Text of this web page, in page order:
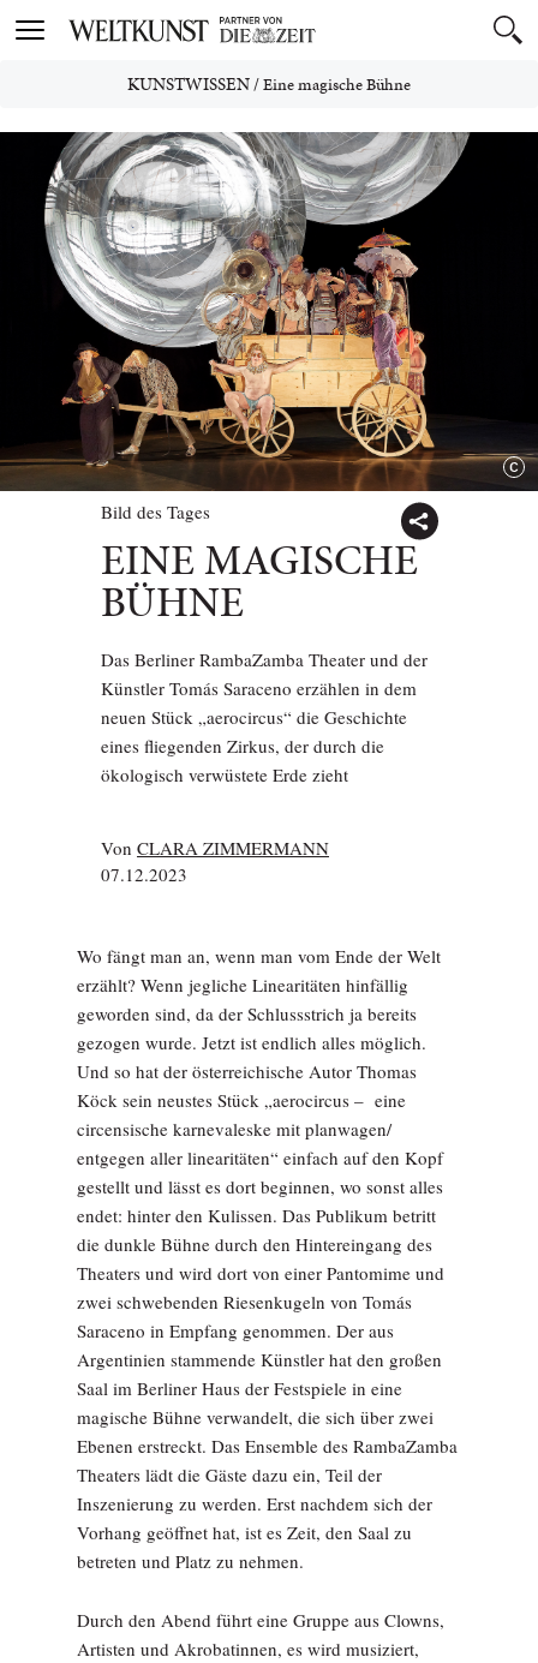
Toggle
KUNSTWISSEN/Eine magische Bühne
Bild des Tages
EINE MAGISCHE
BÜHNE
Das Berliner RambaZamba Theater und der
Künstler Tomás Saraceno erzählen in dem
neuen Stück „aerocircus“ die Geschichte
eines fliegenden Zirkus, der durch die
ökologisch verwüstete Erde zieht
Von CLARA ZIMMERMANN
07.12.2023
Wo fängt man an, wenn man vom Ende der Welt
erzählt? Wenn jegliche Linearitäten hinfällig
geworden sind, da der Schlussstrich ja bereits
gezogen wurde. Jetzt ist endlich alles möglich.
Und so hat der österreichische Autor Thomas
Köck sein neustes Stück „aerocircus – eine
circensische karnevaleske mit planwagen/
entgegen aller linearitäten“ einfach auf den Kopf
gestellt und lässt es dort beginnen, wo sonst alles
endet: hinter den Kulissen. Das Publikum betritt
die dunkle Bühne durch den Hintereingang des
Theaters und wird dort von einer Pantomime und
zwei schwebenden Riesenkugeln von Tomás
Saraceno in Empfang genommen. Der aus
Argentinien stammende Künstler hat den großen
Saal im Berliner Haus der Festspiele in eine
magische Bühne verwandelt, die sich über zwei
Ebenen erstreckt. Das Ensemble des RambaZamba
Theaters lädt die Gäste dazu ein, Teil der
Inszenierung zu werden. Erst nachdem sich der
Vorhang geöffnet hat, ist es Zeit, den Saal zu
betreten und Platz zu nehmen.
Durch den Abend führt eine Gruppe aus Clowns,
Artisten und Akrobatinnen, es wird musiziert,